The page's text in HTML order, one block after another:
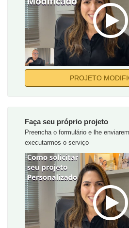
PROJETO
Faça seu próprio projeto
Preencha o formulário e lhe
executarmos o serviço